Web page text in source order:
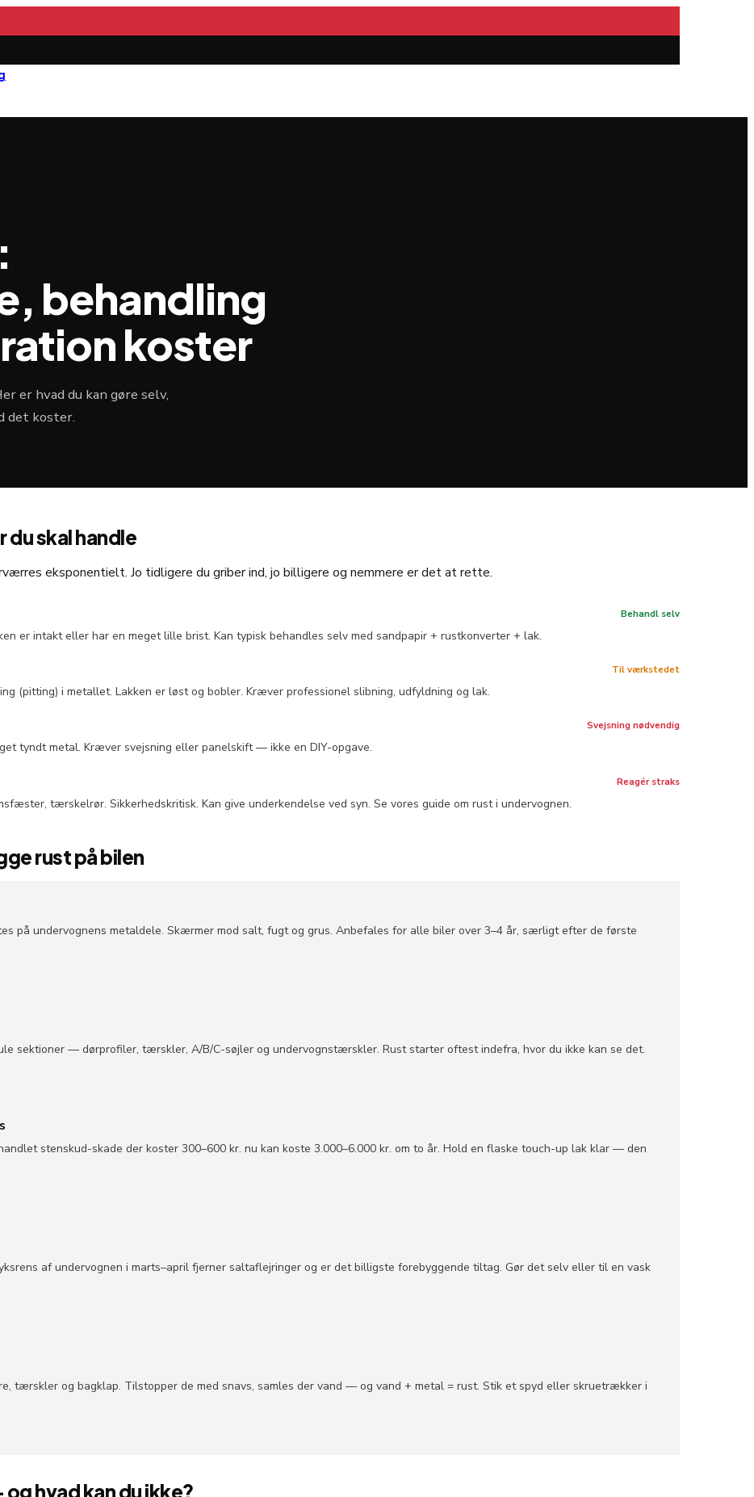
behandling
koster
er hvad du kan gøre selv,
det koster.
du skal handle
eksponentielt. Jo tidligere du griber ind, jo billigere og nemmere er det at rette.
er intakt eller har en meget lille brist. Kan typisk behandles selv med sandpapir + rustkonverter + lak.
Behandl selv
(pitting) i metallet. Lakken er løst og bobler. Kræver professionel slibning, udfyldning og lak.
Til værkstedet
tyndt metal. Kræver svejsning eller panelskift — ikke en DIY-opgave.
Svejsning nødvendig
tærskelrør. Sikkerhedskritisk. Kan give underkendelse ved syn. Se vores guide om rust i undervognen.
Reagér straks
rust på bilen
på undervognens metaldele. Skærmer mod salt, fugt og grus. Anbefales for alle biler over 3–4 år, særligt efter de første
sektioner — dørprofiler, tærskler, A/B/C-søjler og undervognstærskler. Rust starter oftest indefra, hvor du ikke kan se det.
stenskud-skade der koster 300–600 kr. nu kan koste 3.000–6.000 kr. om to år. Hold en flaske touch-up lak klar — den
af undervognen i marts–april fjerner saltaflejringer og er det billigste forebyggende tiltag. Gør det selv eller til en vask
tærskler og bagklap. Tilstopper de med snavs, samles der vand — og vand + metal = rust. Stik et spyd eller skruetrækker i
hvad kan du ikke?